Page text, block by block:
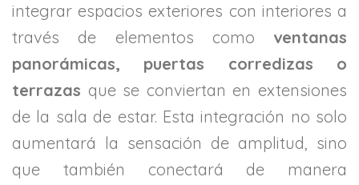
integrar espacios exteriores con interiores a
través de elementos como ventanas
panorámicas, puertas corredizas o
terrazas que se conviertan en extensiones
de la sala de estar. Esta integración no solo
aumentará la sensación de amplitud, sino
que también conectará de manera